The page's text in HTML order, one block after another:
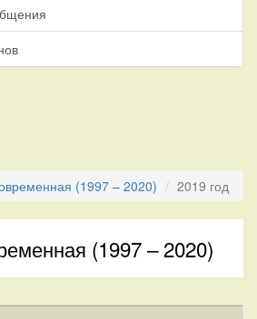
(1997 – 2020) 2019 год
(1997 – 2020)